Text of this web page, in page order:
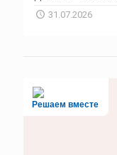
31.07.2026
Решаем вместе